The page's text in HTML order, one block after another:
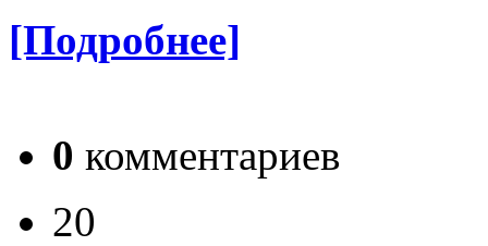
[Подробнее]
0 комментариев
20